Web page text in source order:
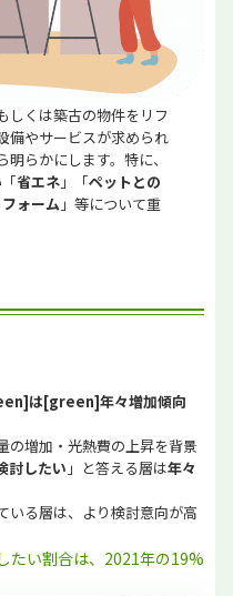
しくは築古の物件をリフ
備やサービスが求められ
らかにします。特に、
省エネ」「ペットとの
ォーム」等について重
は[green]年々増加傾向
の増加・光熱費の上昇を背景
討したい 」と答える層は年々
いる層は、より検討意向が高
たい割合は、2021年の19%